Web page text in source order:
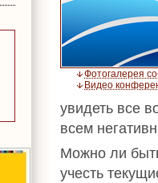
Фотогалерея
Видео
увидеть все
всем
Можно ли
учесть